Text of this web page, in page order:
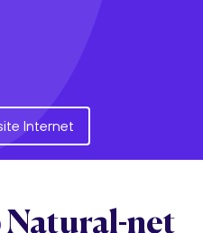
Internet
Natural-net